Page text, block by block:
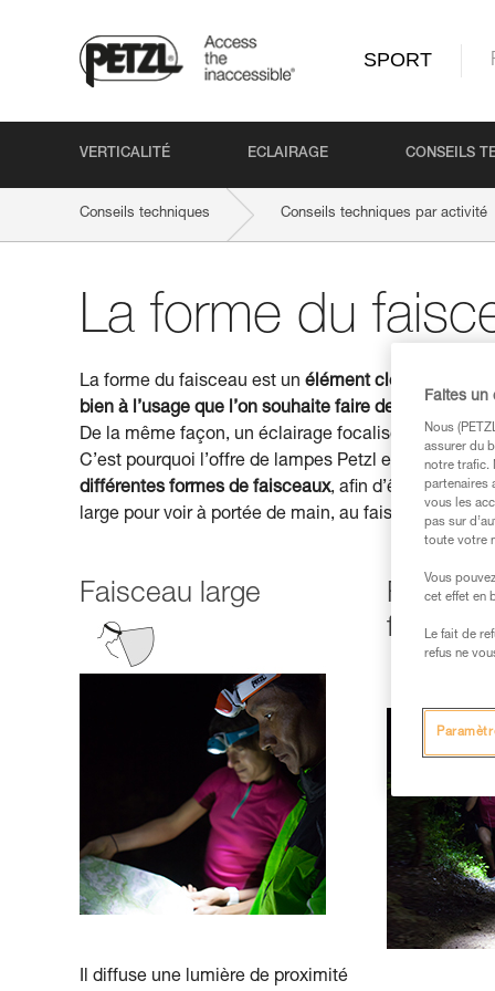
SPORT
VERTICALITÉ ECLAIRAGE CONSEILS
Conseils techniques Conseils techniques par activité
La forme du
La forme du faisceau est un élément clé dans le
bien à l’usage que l’on souhaite faire de sa lampe
De la même façon, un éclairage focalisé ne sera
C’est pourquoi l’offre de lampes Petzl est conçue,
différentes formes de faisceaux, afin d’être
large pour voir à portée de main, au faisceau
Faisceau large
Il diffuse une lumière de proximité
focalisé)
Faites un
Nous
assurer du
notre trafic.
partenaires
vous les
pas sur
toute votre
Vous
cet effet en
Le fait de
refus ne